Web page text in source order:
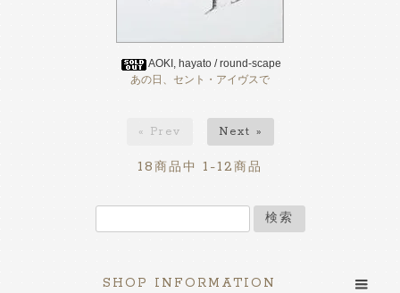
AOKI, hayato / round-scape
あの日、セント・アイヴスで
« Prev Next »
18 商品中 1-12 商品
検索
SHOP INFORMATION